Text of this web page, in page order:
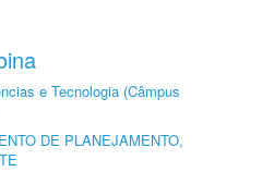
e Tecnologia (Câmpus
DE PLANEJAMENTO,